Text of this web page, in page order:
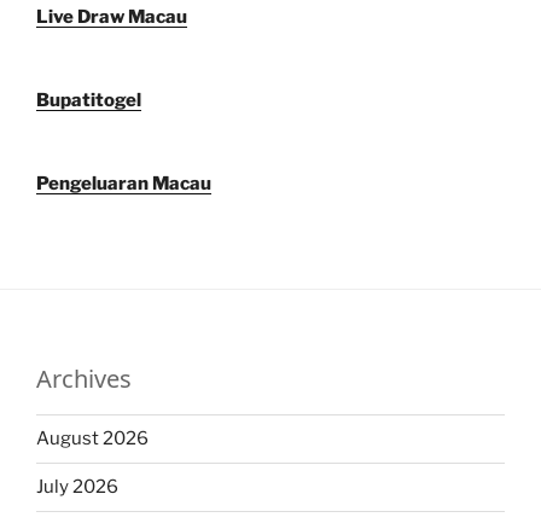
Live Draw Macau
Bupatitogel
Pengeluaran Macau
Archives
August 2026
July 2026